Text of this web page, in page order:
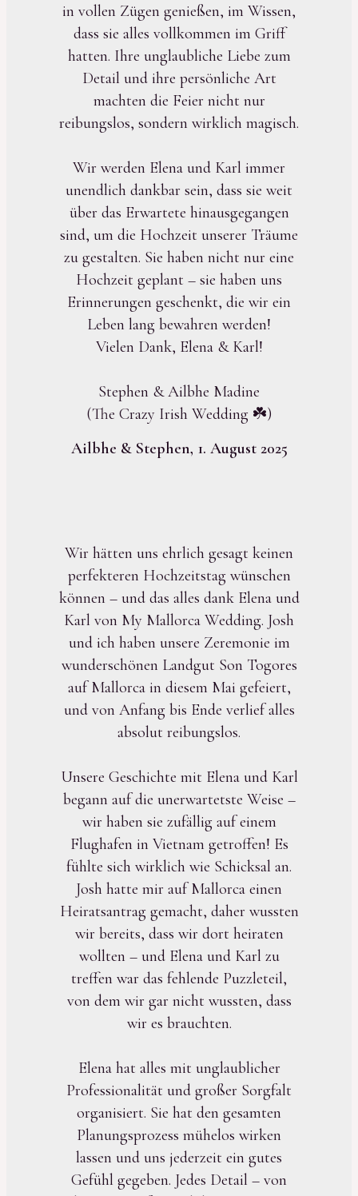
in vollen Zügen genießen, im Wissen,
dass sie alles vollkommen im Griff
hatten. Ihre unglaubliche Liebe zum
Detail und ihre persönliche Art
machten die Feier nicht nur
reibungslos, sondern wirklich magisch.
Wir werden Elena und Karl immer
unendlich dankbar sein, dass sie weit
über das Erwartete hinausgegangen
sind, um die Hochzeit unserer Träume
zu gestalten. Sie haben nicht nur eine
Hochzeit geplant – sie haben uns
Erinnerungen geschenkt, die wir ein
Leben lang bewahren werden!
Vielen Dank, Elena & Karl!
Stephen & Ailbhe Madine
(The Crazy Irish Wedding ☘️)
Ailbhe & Stephen, 1. August 2025
Wir hätten uns ehrlich gesagt keinen
perfekteren Hochzeitstag wünschen
können – und das alles dank Elena und
Karl von My Mallorca Wedding. Josh
und ich haben unsere Zeremonie im
wunderschönen Landgut Son Togores
auf Mallorca in diesem Mai gefeiert,
und von Anfang bis Ende verlief alles
absolut reibungslos.
Unsere Geschichte mit Elena und Karl
begann auf die unerwartetste Weise –
wir haben sie zufällig auf einem
Flughafen in Vietnam getroffen! Es
fühlte sich wirklich wie Schicksal an.
Josh hatte mir auf Mallorca einen
Heiratsantrag gemacht, daher wussten
wir bereits, dass wir dort heiraten
wollten – und Elena und Karl zu
treffen war das fehlende Puzzleteil,
von dem wir gar nicht wussten, dass
wir es brauchten.
Elena hat alles mit unglaublicher
Professionalität und großer Sorgfalt
organisiert. Sie hat den gesamten
Planungsprozess mühelos wirken
lassen und uns jederzeit ein gutes
Gefühl gegeben. Jedes Detail – von